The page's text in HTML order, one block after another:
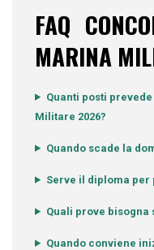
FAQ
MARINA
Quanti posti
Militare 2026?
Quando scade la
Serve il diploma per
Quali prove bisogna
Quando conviene